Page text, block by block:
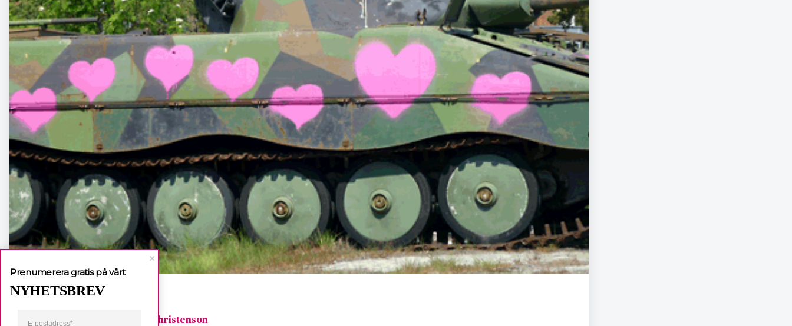
Gerda Christenson
Prenumerera gratis på vårt
NYHETSBREV